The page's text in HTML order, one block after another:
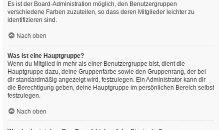
Es ist der Board-Administration möglich, den Benutzergruppen
verschiedene Farben zuzuteilen, so dass deren Mitglieder leichter zu
identifizieren sind.
Nach oben
Was ist eine Hauptgruppe?
Wenn du Mitglied in mehr als einer Benutzergruppe bist, dient die
Hauptgruppe dazu, deine Gruppenfarbe sowie den Gruppenrang, der bei
dir standardmäßig angezeigt wird, festzulegen. Ein Administrator kann dir
die Berechtigung geben, deine Hauptgruppe im persönlichen Bereich selbst
festzulegen.
Nach oben